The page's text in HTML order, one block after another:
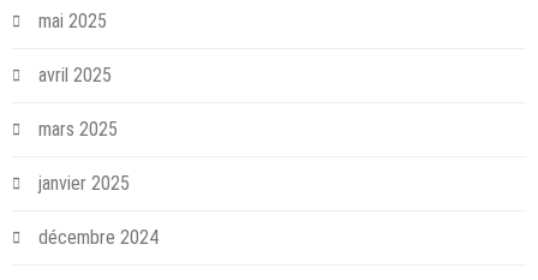
mai 2025
avril 2025
mars 2025
janvier 2025
décembre 2024